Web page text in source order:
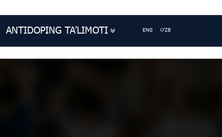
ANTIDOPING TA’LIMOTI ENG O'ZB